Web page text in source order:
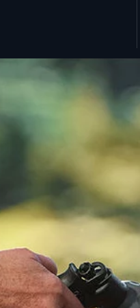
DRIVE
UN DISTRIBUIDOR